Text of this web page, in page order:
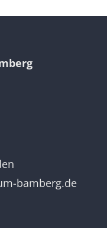
bamberg.de